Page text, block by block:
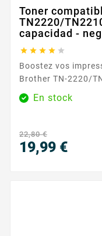
Toner
TN2220/
capacidad -
    
Boostez vos
Brother TN-2220/
capacité noir.
nettes et précises,
Avec une capacité
toner assure des
Caractéristiques
En stock
22,80 €
19,99 €